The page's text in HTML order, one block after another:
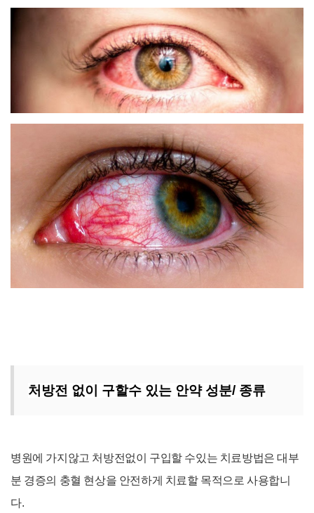
처방전 없이 구할수 있는 안약 성분/ 종류
병원에 가지않고 처방전없이 구입할 수있는 치료방법은 대부
분 경증의 충혈 현상을 안전하게 치료할 목적으로 사용합니
다.